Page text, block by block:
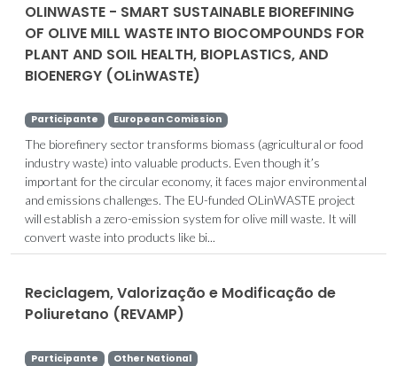
OLINWASTE - SMART SUSTAINABLE BIOREFINING
OF OLIVE MILL WASTE INTO BIOCOMPOUNDS FOR
PLANT AND SOIL HEALTH, BIOPLASTICS, AND
BIOENERGY (OLinWASTE)
Participante European Comission
The biorefinery sector transforms biomass (agricultural or food
industry waste) into valuable products. Even though it’s
important for the circular economy, it faces major environmental
and emissions challenges. The EU-funded OLinWASTE project
will establish a zero-emission system for olive mill waste. It will
convert waste into products like bi...
Reciclagem, Valorização e Modificação de
Poliuretano (REVAMP)
Participante Other National